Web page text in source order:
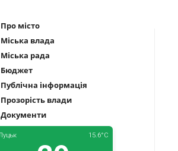
Про місто
Міська влада
Міська рада
Бюджет
Публічна інформація
Прозорість влади
Документи